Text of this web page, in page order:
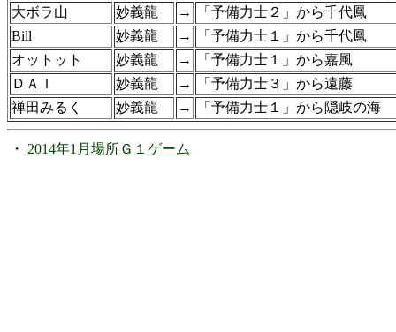
大ボラ山
妙義龍 →
「予備力士２」から千代鳳
Bill
妙義龍 →
「予備力士１」から千代鳳
オットット
妙義龍 →
「予備力士１」から嘉風
ＤＡＩ
妙義龍 →
「予備力士３」から遠藤
禅田みるく
妙義龍 → 「予備力士１」から隠岐の海
・ 2014年1月場所Ｇ１ゲーム